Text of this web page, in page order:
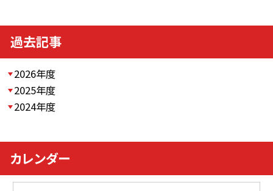
過去記事
2026年度
2025年度
2024年度
カレンダー